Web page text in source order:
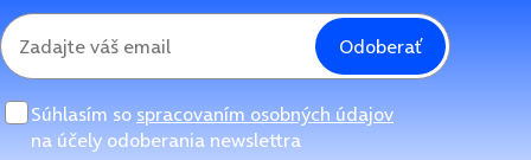
Odoberať
Súhlasím so spracovaním osobných údajov
na účely odoberania newslettra